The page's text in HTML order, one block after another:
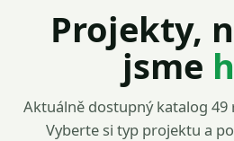
Projekty,
jsme
Aktuálně dostupný katalog 49
Vyberte si typ projektu a